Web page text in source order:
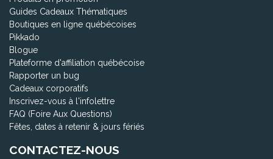
Guides Cadeaux Thématiques
Boutiques en ligne québécoises
Pikkado
Blogue
Plateforme d'affiliation québécoise
Rapporter un bug
Cadeaux corporatifs
Inscrivez-vous à l'infolettre
FAQ (Foire Aux Questions)
Fêtes, dates à retenir & jours fériés
CONTACTEZ-NOUS